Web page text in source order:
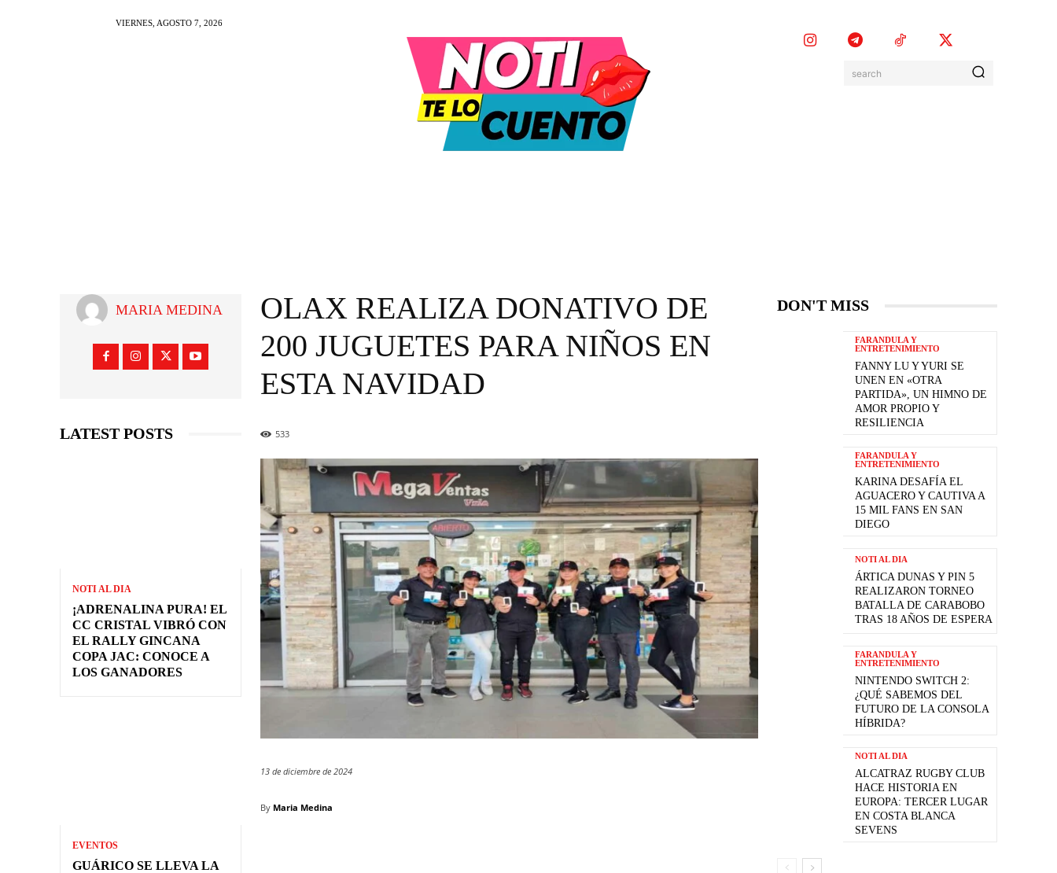
VIERNES, AGOSTO 7, 2026
search
MARIA MEDINA
LATEST POSTS
NOTI AL DIA
¡ADRENALINA PURA! EL
CC CRISTAL VIBRÓ CON
EL RALLY GINCANA
COPA JAC: CONOCE A
LOS GANADORES
EVENTOS
GUÁRICO SE LLEVA LA
OLAX REALIZA DONATIVO DE
200 JUGUETES PARA NIÑOS EN
ESTA NAVIDAD
533
13 de diciembre de 2024
By Maria Medina
DON'T MISS
FARANDULA Y
ENTRETENIMIENTO
FANNY LU Y YURI SE
UNEN EN «OTRA
PARTIDA», UN HIMNO DE
AMOR PROPIO Y
RESILIENCIA
FARANDULA Y
ENTRETENIMIENTO
KARINA DESAFÍA EL
AGUACERO Y CAUTIVA A
15 MIL FANS EN SAN
DIEGO
NOTI AL DIA
ÁRTICA DUNAS Y PIN 5
REALIZARON TORNEO
BATALLA DE CARABOBO
TRAS 18 AÑOS DE ESPERA
FARANDULA Y
ENTRETENIMIENTO
NINTENDO SWITCH 2:
¿QUÉ SABEMOS DEL
FUTURO DE LA CONSOLA
HÍBRIDA?
NOTI AL DIA
ALCATRAZ RUGBY CLUB
HACE HISTORIA EN
EUROPA: TERCER LUGAR
EN COSTA BLANCA
SEVENS